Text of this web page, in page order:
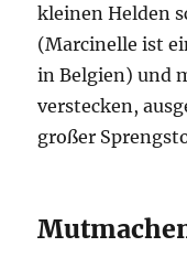
kleinen Helden
(Marcinelle ist
in Belgien) und
verstecken,
großer